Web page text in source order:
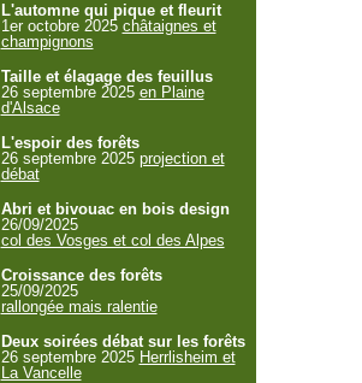
L'automne qui pique et fleurit
1er octobre 2025 châtaignes et
champignons
Taille et élagage des feuillus
26 septembre 2025 en Plaine
d'Alsace
L'espoir des forêts
26 septembre 2025 projection et
débat
Abri et bivouac en bois design
26/09/2025
col des Vosges et col des Alpes
Croissance des forêts
25/09/2025
rallongée mais ralentie
Deux soirées débat sur les forêts
26 septembre 2025 Herrlisheim et
La Vancelle